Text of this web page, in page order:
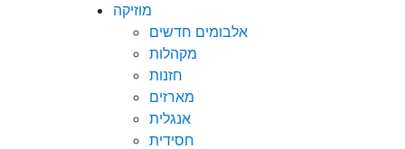
מוזיקה
אלבומים חדשים
מקהלות
חזנות
מארזים
אנגלית
חסידית